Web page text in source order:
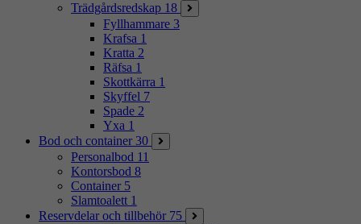
Trädgårdsredskap 18
Fyllhammare 3
Krafsa 1
Kratta 2
Räfsa 1
Skottkärra 1
Skyffel 7
Spade 2
Yxa 1
Bod och container 30
Personalbod 11
Kontorsbod 8
Container 5
Slamtoalett 1
Reservdelar och tillbehör 75